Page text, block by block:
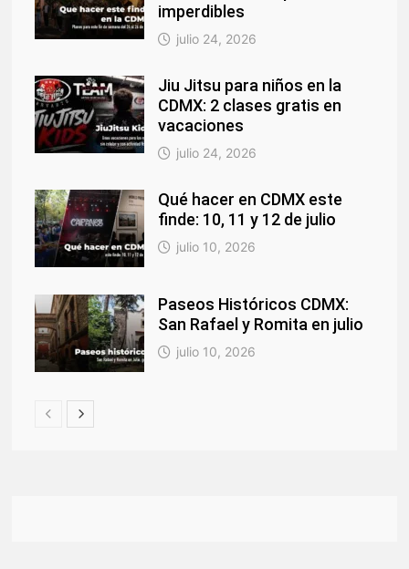
imperdibles
julio 24, 2026
Jiu Jitsu para niños en la
CDMX: 2 clases gratis en
vacaciones
julio 24, 2026
Qué hacer en CDMX este
finde: 10, 11 y 12 de julio
julio 10, 2026
Paseos Históricos CDMX:
San Rafael y Romita en julio
julio 10, 2026